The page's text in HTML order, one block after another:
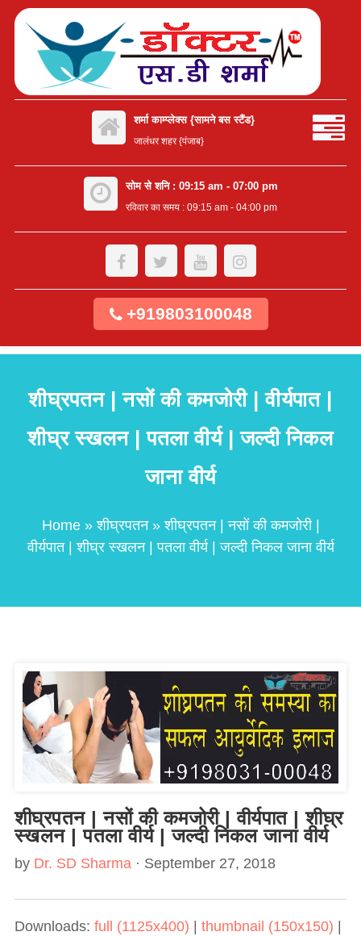
शर्मा काम्प्लेक्स {सामने बस स्टैंड}
जालंधर शहर {पंजाब}
सोम से शनि : 09:15 am - 07:00 pm
रविवार का समय : 09:15 am - 04:00 pm
+919803100048
शीघ्रपतन | नसों की कमजोरी | वीर्यपात |
शीघ्र स्खलन | पतला वीर्य | जल्दी निकल
जाना वीर्य
Home»शीघ्रपतन» शीघ्रपतन | नसों की कमजोरी |
वीर्यपात | शीघ्र स्खलन | पतला वीर्य | जल्दी निकल जाना वीर्य
शीघ्रपतन | नसों की कमजोरी | वीर्यपात | शीघ्र
स्खलन | पतला वीर्य | जल्दी निकल जाना वीर्य
by Dr. SD Sharma· September 27, 2018
Downloads: full (1125x400) thumbnail (150x150)